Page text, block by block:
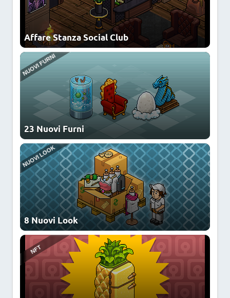
Affare Stanza Social Club
23 Nuovi Furni
8 Nuovi Look
AFFARE